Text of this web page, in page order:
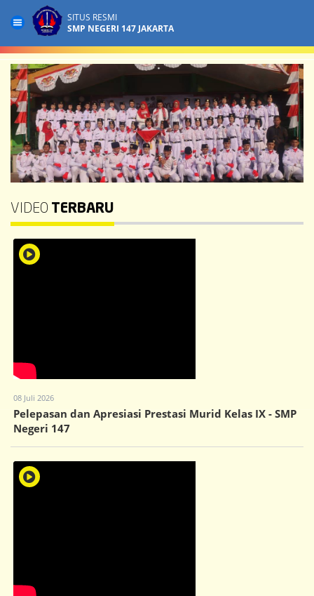
SITUS RESMI
SMP NEGERI 147 JAKARTA
VIDEO TERBARU
08 Juli 2026
Pelepasan dan Apresiasi Prestasi Murid Kelas IX - SMP
Negeri 147